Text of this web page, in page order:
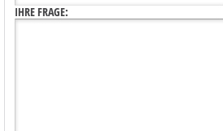
IHRE FRAGE: